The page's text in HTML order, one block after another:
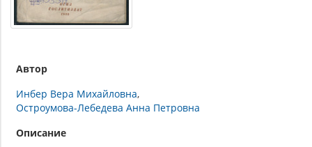
Автор
Инбер Вера Михайловна
Остроумова-Лебедева Анна Петровна
Описание